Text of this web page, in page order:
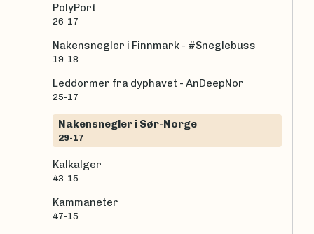
PolyPort
26-17
Nakensnegler i Finnmark - #Sneglebuss
19-18
Leddormer fra dyphavet - AnDeepNor
25-17
Nakensnegler i Sør-Norge
29-17
Kalkalger
43-15
Kammaneter
47-15